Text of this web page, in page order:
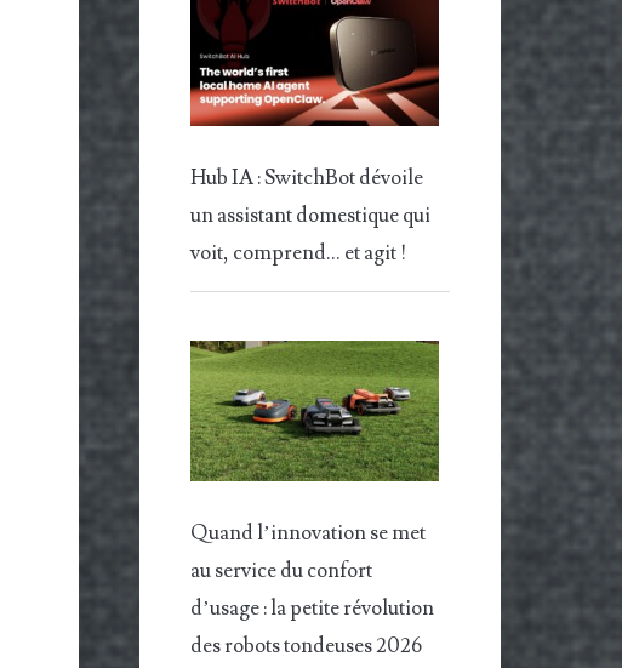
Hub IA : SwitchBot dévoile
un assistant domestique qui
voit, comprend… et agit !
Quand l’innovation se met
au service du confort
d’usage : la petite révolution
des robots tondeuses 2026